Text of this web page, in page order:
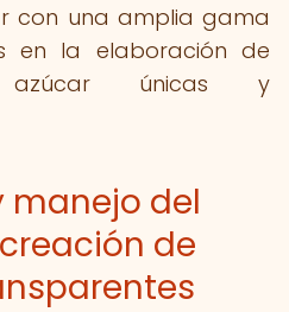
con una amplia gama
en la elaboración de
únicas y
manejo del
de